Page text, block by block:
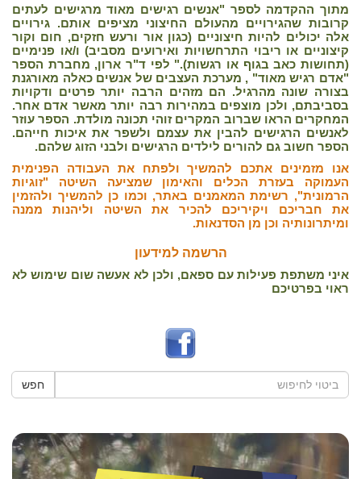
מתוך ההקדמה לספר "אנשים רגישים מאוד מרגישים לעתים
קרובות שהגירויים מהעולם החיצוני מציפים אותם. גירויים
אלה יכולים להיות חיצוניים (כגון אור ורעש חזקים, חום וקור
קיצוניים או ריבוי התרחשויות ואירועים מסביב) ו/או פנימיים
(תחושות כאב בגוף או רגשות)." לפי ד"ר ארון, מחברת הספר
"אדם רגיש מאוד" , מערכת העצבים של אנשים כאלה מאורגנת
בצורה שונה מהרגיל. הם מזהים הרבה יותר פרטים ודקויות
בסביבתם, ולכן מוצפים במהירות רבה יותר מאשר אדם אחר.
המחקרים הראו שברוב המקרים זוהי תכונה מולדת. הספר עוזר
לאנשים הרגישים להבין את עצמם ולשפר את איכות חייהם.
הספר חשוב גם להורים לילדים הרגישים ולבני הזוג שלהם.
אנו מזמינים אתכם להמשיך ולפתח את העבודה הפנימית
העמוקה בעזרת הכלים והאימון שמציעה השיטה "זוגיות
הרמונית", רשימת המאמנים באתר, וכמו כן להמשיך ולהזמין
את חבריכם ויקיריכם להכיר את השיטה וליהנות ממנה
ומיתרונותיה וכן מן הסדנאות.
הרשמה למידעון
איני משתפת פעילות עם ספאם, ולכן לא אעשה שום שימוש לא
ראוי בפרטיכם
חפש